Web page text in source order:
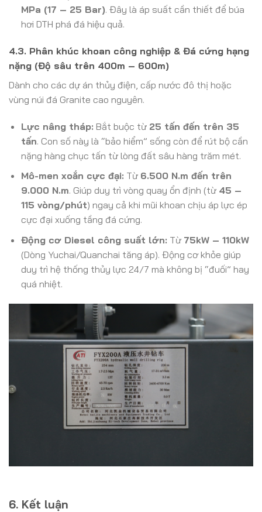
MPa (17 – 25 Bar). Đây là áp suất cần thiết để búa
hơi DTH phá đá hiệu quả.
4.3. Phân khúc khoan công nghiệp & Đá cứng hạng
nặng (Độ sâu trên 400m – 600m)
Dành cho các dự án thủy điện, cấp nước đô thị hoặc
vùng núi đá Granite cao nguyên.
Lực nâng tháp: Bắt buộc từ 25 tấn đến trên 35
tấn. Con số này là “bảo hiểm” sống còn để rút bộ cần
nặng hàng chục tấn từ lòng đất sâu hàng trăm mét.
Mô-men xoắn cực đại: Từ 6.500 N.m đến trên
9.000 N.m. Giúp duy trì vòng quay ổn định (từ 45 –
115 vòng/phút) ngay cả khi mũi khoan chịu áp lực ép
cực đại xuống tầng đá cứng.
Động cơ Diesel công suất lớn: Từ 75kW – 110kW
(Dòng Yuchai/Quanchai tăng áp). Động cơ khỏe giúp
duy trì hệ thống thủy lực 24/7 mà không bị “đuối” hay
quá nhiệt.
6. Kết luận